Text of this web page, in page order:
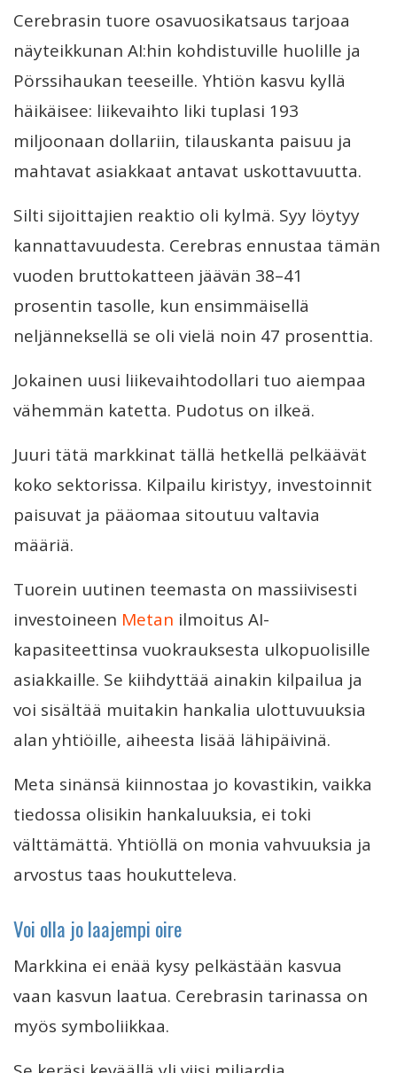
Cerebrasin tuore osavuosikatsaus tarjoaa
näyteikkunan AI:hin kohdistuville huolille ja
Pörssihaukan teeseille. Yhtiön kasvu kyllä
häikäisee: liikevaihto liki tuplasi 193
miljoonaan dollariin, tilauskanta paisuu ja
mahtavat asiakkaat antavat uskottavuutta.
Silti sijoittajien reaktio oli kylmä. Syy löytyy
kannattavuudesta. Cerebras ennustaa tämän
vuoden bruttokatteen jäävän 38–41
prosentin tasolle, kun ensimmäisellä
neljänneksellä se oli vielä noin 47 prosenttia.
Jokainen uusi liikevaihtodollari tuo aiempaa
vähemmän katetta. Pudotus on ilkeä.
Juuri tätä markkinat tällä hetkellä pelkäävät
koko sektorissa. Kilpailu kiristyy, investoinnit
paisuvat ja pääomaa sitoutuu valtavia
määriä.
Tuorein uutinen teemasta on massiivisesti
investoineen Metan ilmoitus AI-
kapasiteettinsa vuokrauksesta ulkopuolisille
asiakkaille. Se kiihdyttää ainakin kilpailua ja
voi sisältää muitakin hankalia ulottuvuuksia
alan yhtiöille, aiheesta lisää lähipäivinä.
Meta sinänsä kiinnostaa jo kovastikin, vaikka
tiedossa olisikin hankaluuksia, ei toki
välttämättä. Yhtiöllä on monia vahvuuksia ja
arvostus taas houkutteleva.
Voi olla jo laajempi oire
Markkina ei enää kysy pelkästään kasvua
vaan kasvun laatua. Cerebrasin tarinassa on
myös symboliikkaa.